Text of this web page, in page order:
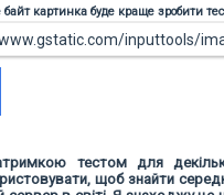
картинка буде краще зробити
тестом для
щоб знайти